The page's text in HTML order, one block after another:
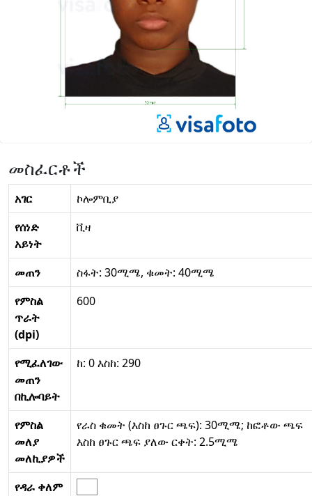
መስፈርቶች
አገር
ኮሎምቢያ
የሰነድ
አይነት
ቪዛ
መጠን
ስፋት: 30ሚሜ, ቁመት: 40ሚሜ
የምስል
ጥራት
(dpi)
600
የሚፈለገው
መጠን
በኪሎባይት
ከ: 0 እስከ: 290
የምስል
መለያ
መለኪያዎች
የራስ ቁመት (እስከ ፀጉር ጫፍ): 30ሚሜ; ከፎቶው ጫፍ
እስከ ፀጉር ጫፍ ያለው ርቀት: 2.5ሚሜ
የዳራ ቀለም